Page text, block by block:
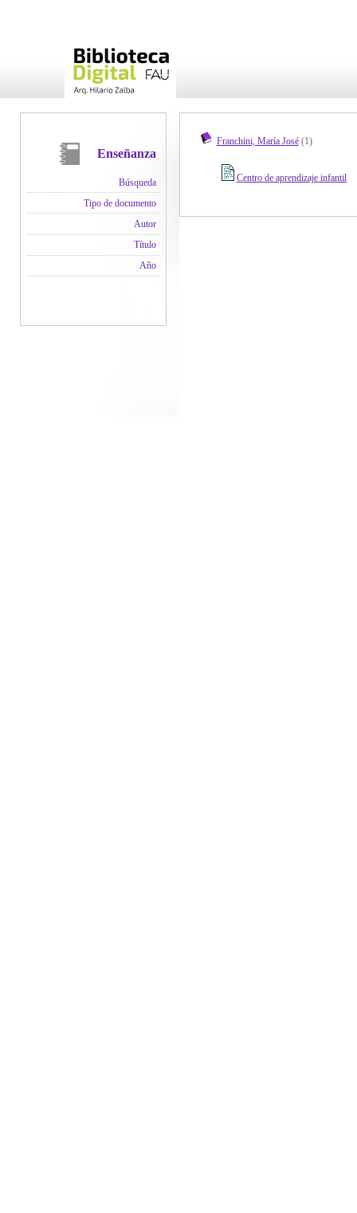
Enseñanza
Búsqueda
Tipo de documento
Autor
Título
Año
Franchini, María José(1)
Centro de aprendizaje infantil